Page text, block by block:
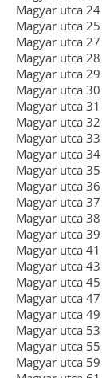
Magyar utca 24
Magyar utca 25
Magyar utca 27
Magyar utca 28
Magyar utca 29
Magyar utca 30
Magyar utca 31
Magyar utca 32
Magyar utca 33
Magyar utca 34
Magyar utca 35
Magyar utca 36
Magyar utca 37
Magyar utca 38
Magyar utca 39
Magyar utca 41
Magyar utca 43
Magyar utca 45
Magyar utca 47
Magyar utca 49
Magyar utca 53
Magyar utca 55
Magyar utca 59